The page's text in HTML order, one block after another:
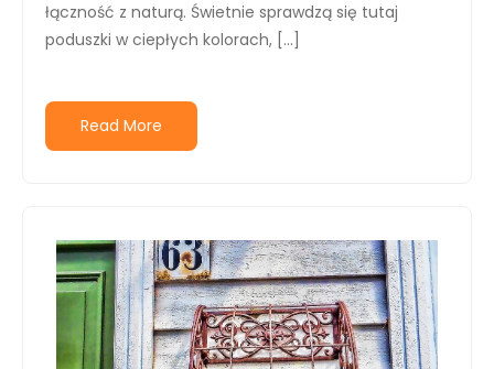
łączność z naturą. Świetnie sprawdzą się tutaj
poduszki w ciepłych kolorach, […]
Read More